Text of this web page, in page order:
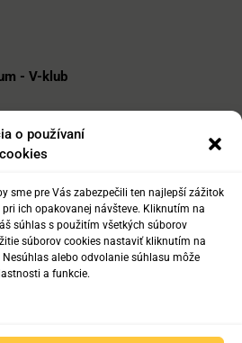
o používaní
sme pre Vás zabezpečili ten najlepší zážitok
ich opakovanej návšteve. Kliknutím na
súhlas s použitím všetkých súborov
súborov cookies nastaviť kliknutím na
alebo odvolanie súhlasu môže
a funkcie.
- V-klub